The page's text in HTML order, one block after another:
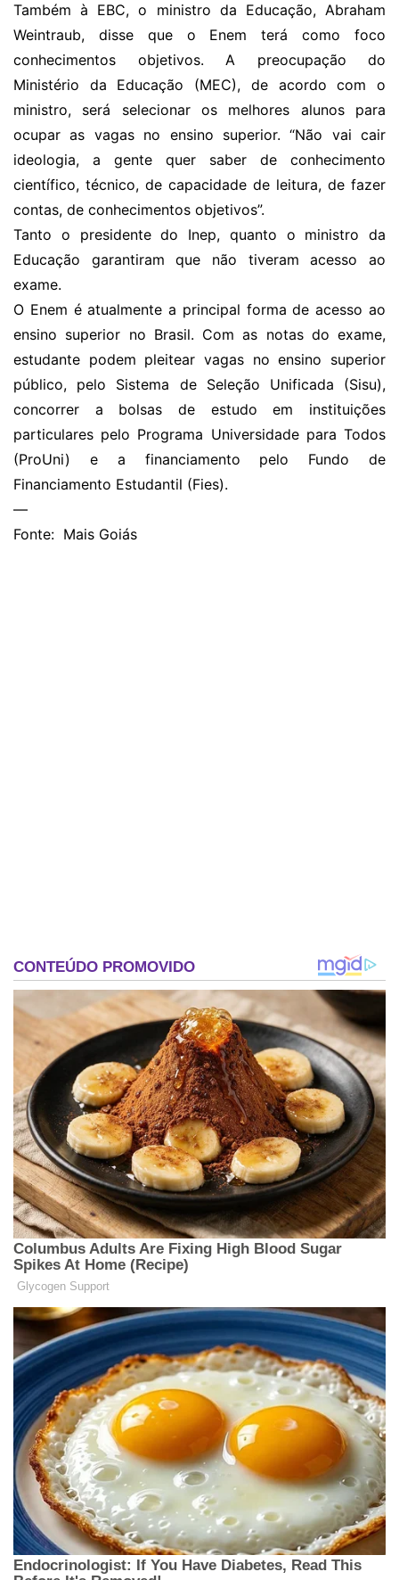
Também à EBC, o ministro da Educação, Abraham
Weintraub, disse que o Enem terá como foco
conhecimentos objetivos. A preocupação do
Ministério da Educação (MEC), de acordo com o
ministro, será selecionar os melhores alunos para
ocupar as vagas no ensino superior. “Não vai cair
ideologia, a gente quer saber de conhecimento
científico, técnico, de capacidade de leitura, de fazer
contas, de conhecimentos objetivos”.
Tanto o presidente do Inep, quanto o ministro da
Educação garantiram que não tiveram acesso ao
exame.
O Enem é atualmente a principal forma de acesso ao
ensino superior no Brasil. Com as notas do exame,
estudante podem pleitear vagas no ensino superior
público, pelo Sistema de Seleção Unificada (Sisu),
concorrer a bolsas de estudo em instituições
particulares pelo Programa Universidade para Todos
(ProUni) e a financiamento pelo Fundo de
Financiamento Estudantil (Fies).
—
Fonte: Mais Goiás